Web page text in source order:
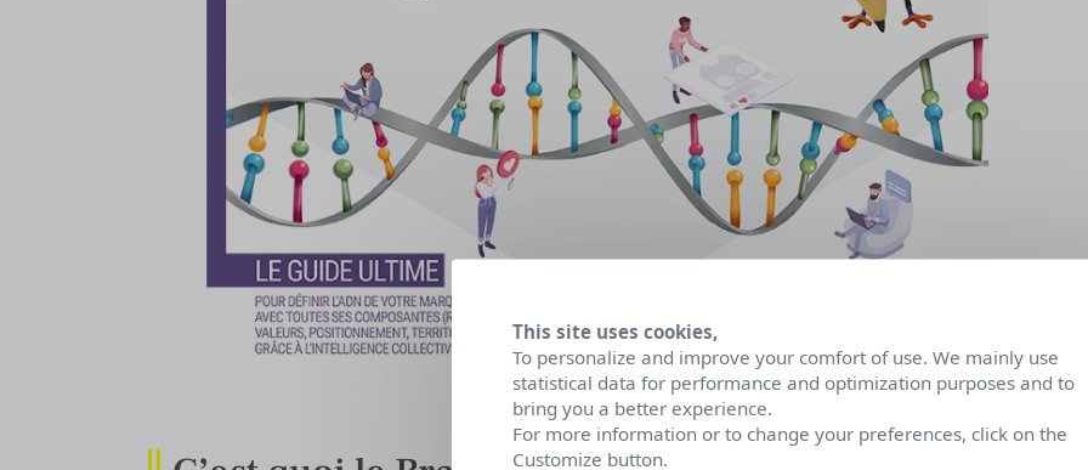
This site uses cookies,
To personalize and improve your comfort of use. We mainly use
statistical data for performance and optimization purposes and to
bring you a better experience.
For more information or to change your preferences, click on the
Customize button.